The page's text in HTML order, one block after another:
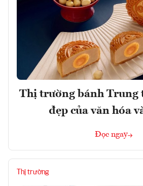
Thị trường bánh Trung
đẹp của văn hóa
Đọc ngay
Thị trường